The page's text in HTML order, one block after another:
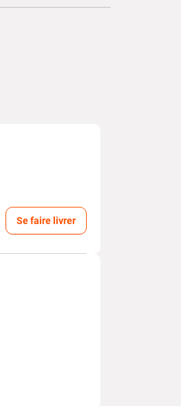
Se faire livrer